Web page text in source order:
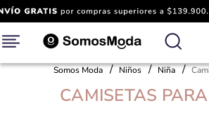
Somos Moda Niños Niña
CAMISETAS